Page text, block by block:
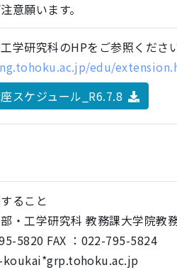
意願います。
学研究科のHPをご参照くださ
edu/
スケジュール_R6.7.8
ること
・工学研究科 教務課大学院教
5820 FAX ：022-795-5824